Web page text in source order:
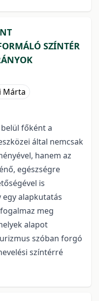
SZÍNTÉR
Márta
főként a
által nemcsak
hanem az
egészségre
is
egy alapkutatás
meg
alapot
szóban forgó
színtérré